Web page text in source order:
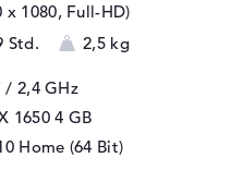
x 1080, Full-HD)
Std. 2,5 kg
/ 2,4 GHz
16504 GB
Home (64 Bit)